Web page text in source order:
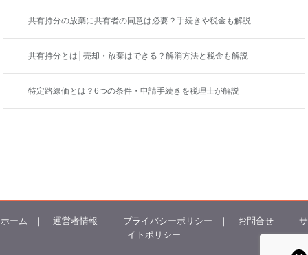
共有持分の放棄に共有者の同意は必要？手続きや税金も解説
共有持分とは│売却・放棄はできる？解消方法と税金も解説
特定路線価とは？6つの条件・申請手続きを税理士が解説
ホーム ｜ 運営者情報 ｜ プライバシーポリシー ｜ お問合せ ｜
サ
イトポリシー